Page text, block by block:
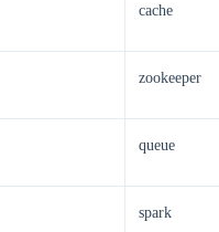
cache
zookeeper
queue
spark